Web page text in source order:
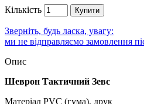
Кількість Купити
Зверніть, будь ласка, увагу:
ми не відправляємо замовлення
Опис
Шеврон Тактичний Зевс
Матеріал PVC (гума), друк